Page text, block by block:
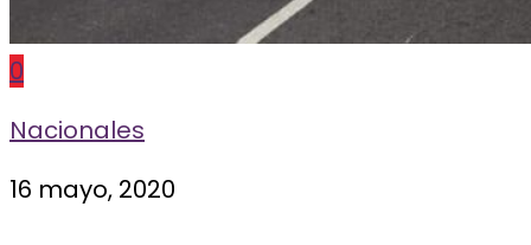
0
Nacionales
16 mayo, 2020